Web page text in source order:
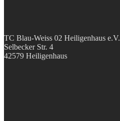
TC Blau-Weiss 02 Heiligenhaus e.V.
Selbecker Str. 4
42579 Heiligenhaus